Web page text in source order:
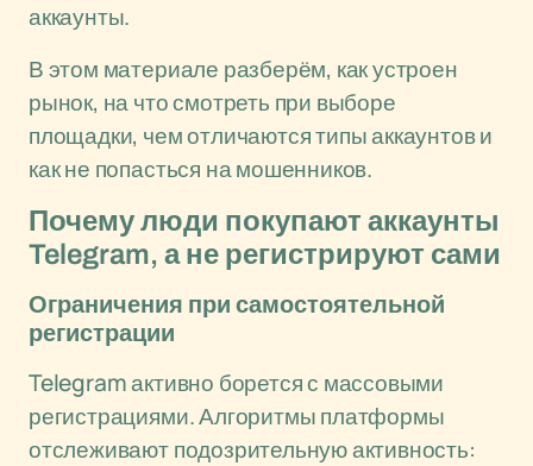
аккаунты.
В этом материале разберём, как устроен
рынок, на что смотреть при выборе
площадки, чем отличаются типы аккаунтов и
как не попасться на мошенников.
Почему люди покупают аккаунты
Telegram, а не регистрируют сами
Ограничения при самостоятельной
регистрации
Telegram активно борется с массовыми
регистрациями. Алгоритмы платформы
отслеживают подозрительную активность: